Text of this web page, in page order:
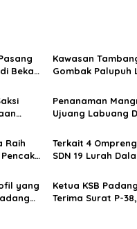
Bekas
Kawasan
Gombak Palupuh
Penanaman
Ujuang Labuang
Sedunia
Raih
Terkait 4
SDN 19 Lurah
yang
Ketua KSB
Terima Surat P-